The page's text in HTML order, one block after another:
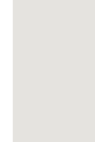
gastronómica
reservas, no dudes